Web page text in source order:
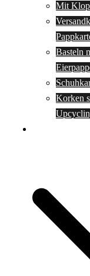
Mit
Basteln
Korken